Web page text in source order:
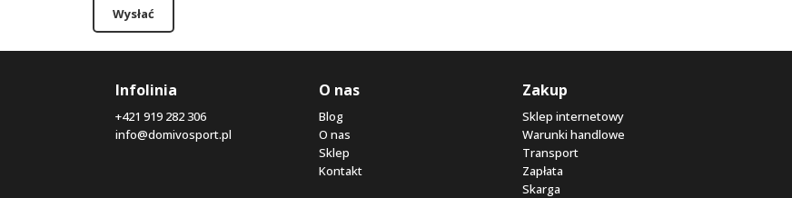
Wysłać
Infolinia
+421 919 282 306
info@domivosport.pl
O nas
Blog
O nas
Sklep
Kontakt
Zakup
Sklep internetowy
Warunki handlowe
Transport
Zapłata
Skarga